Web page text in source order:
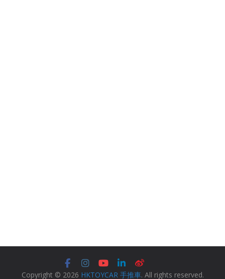
Copyright © 2026 HKTOYCAR 手推車. All rights reserved.